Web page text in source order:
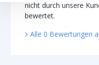
nicht durch unsere
bewertet.
Alle 0 Bewertungen